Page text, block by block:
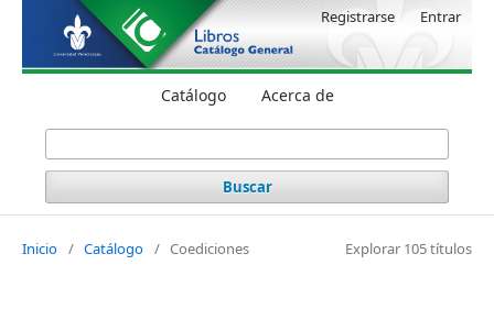
Catálogo Acerca de
Buscar
Registrarse Entrar
Inicio / Catálogo / Coediciones Explorar 105 títulos